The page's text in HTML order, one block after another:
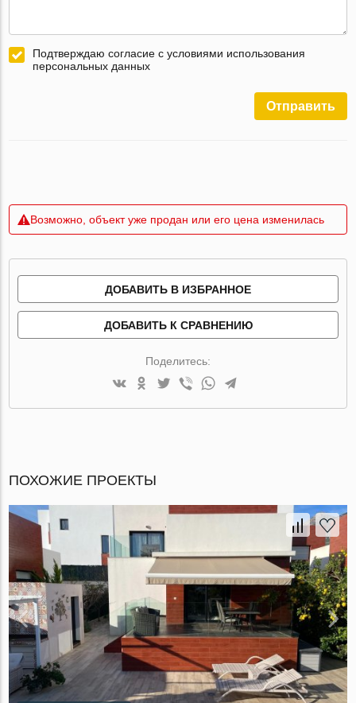
Подтверждаю согласие с условиями использования
персональных данных
Отправить
Возможно, объект уже продан или его цена изменилась
ДОБАВИТЬ В ИЗБРАННОЕ
ДОБАВИТЬ К СРАВНЕНИЮ
Поделитесь:
ПОХОЖИЕ ПРОЕКТЫ